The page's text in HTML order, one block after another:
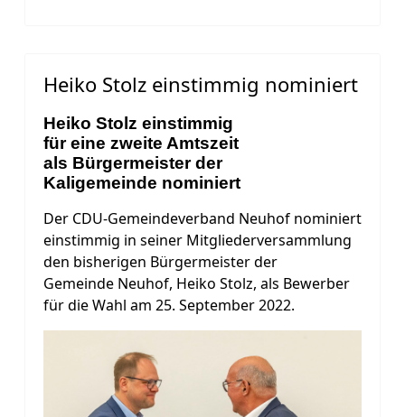
Heiko Stolz einstimmig nominiert
Heiko Stolz einstimmig
für eine zweite Amtszeit
als Bürgermeister der
Kaligemeinde nominiert
Der CDU-Gemeindeverband Neuhof nominiert
einstimmig in seiner Mitgliederversammlung
den bisherigen Bürgermeister der
Gemeinde Neuhof, Heiko Stolz, als Bewerber
für die Wahl am 25. September 2022.